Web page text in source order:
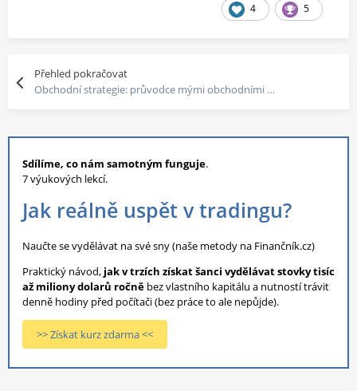
4 5
Přehled pokračovat
Obchodní strategie: průvodce mými obchodními plány
Sdílíme, co nám samotným funguje.
7 výukových lekcí.
Jak reálně uspět v tradingu?
Naučte se vydělávat na své sny (naše metody na Finančník.cz)
Praktický návod, jak v trzích získat šanci vydělávat stovky tisíc
až miliony dolarů ročně bez vlastního kapitálu a nutností trávit
denně hodiny před počítači (bez práce to ale nepůjde).
>> Získat kurz zdarma <<